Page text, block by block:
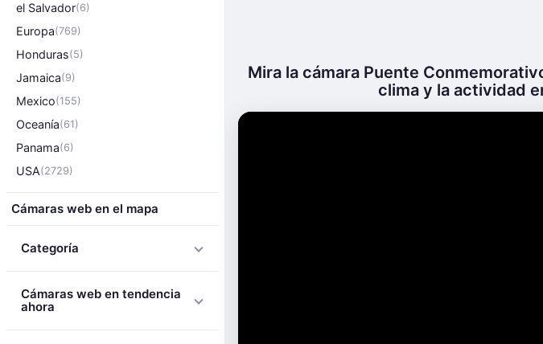
el Salvador(6)
Europa(769)
Honduras(5)
Jamaica(9)
Mexico(155)
Oceanía(61)
Panama(6)
USA(2729)
Cámaras web en el mapa
Categoría
Cámaras web en tendencia
ahora
Mira la cámara Puente
clima y la actividad